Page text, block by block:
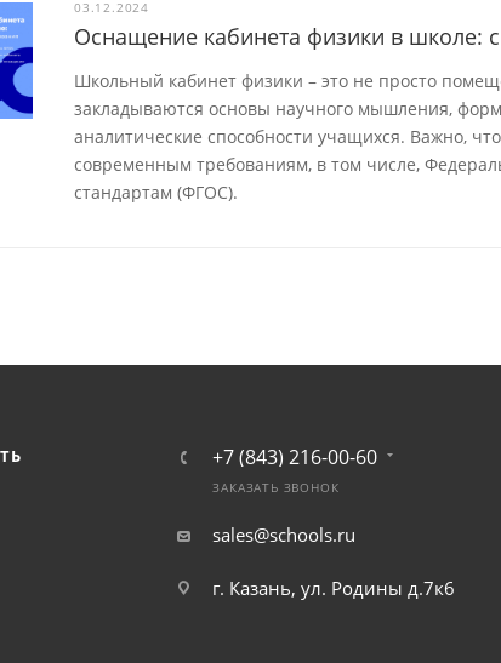
03.12.2024
Оснащение кабинета физики в школе:
Школьный кабинет физики – это не просто
закладываются основы научного мышления,
аналитические способности учащихся. Важно,
современным требованиям, в том числе,
стандартам (ФГОС).
+7 (843) 216-00-60
ЗАКАЗАТЬ ЗВОНОК
sales@schools.ru
г. Казань, ул. Родины д.7к6